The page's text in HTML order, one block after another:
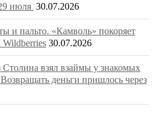
июля 30.07.2026
и пальто. «Камволь» покоряет
30.07.2026
взял взаймы у знакомых
деньги пришлось через